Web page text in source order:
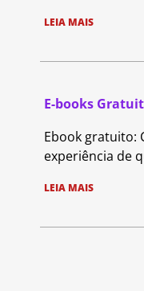
LEIA MAIS
E-books
Ebook gratuito:
experiência de
LEIA MAIS